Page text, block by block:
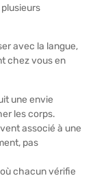
avec la langue,
chez vous en
une envie
les corps.
associé à une
pas
chacun vérifie